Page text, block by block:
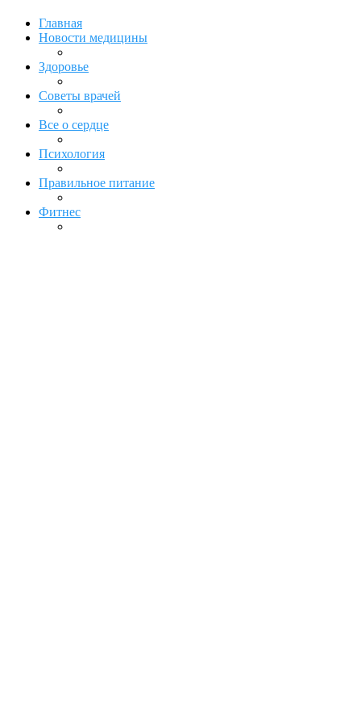
Главная
Новости медицины
Здоровье
Советы врачей
Все о сердце
Психология
Правильное питание
Фитнес